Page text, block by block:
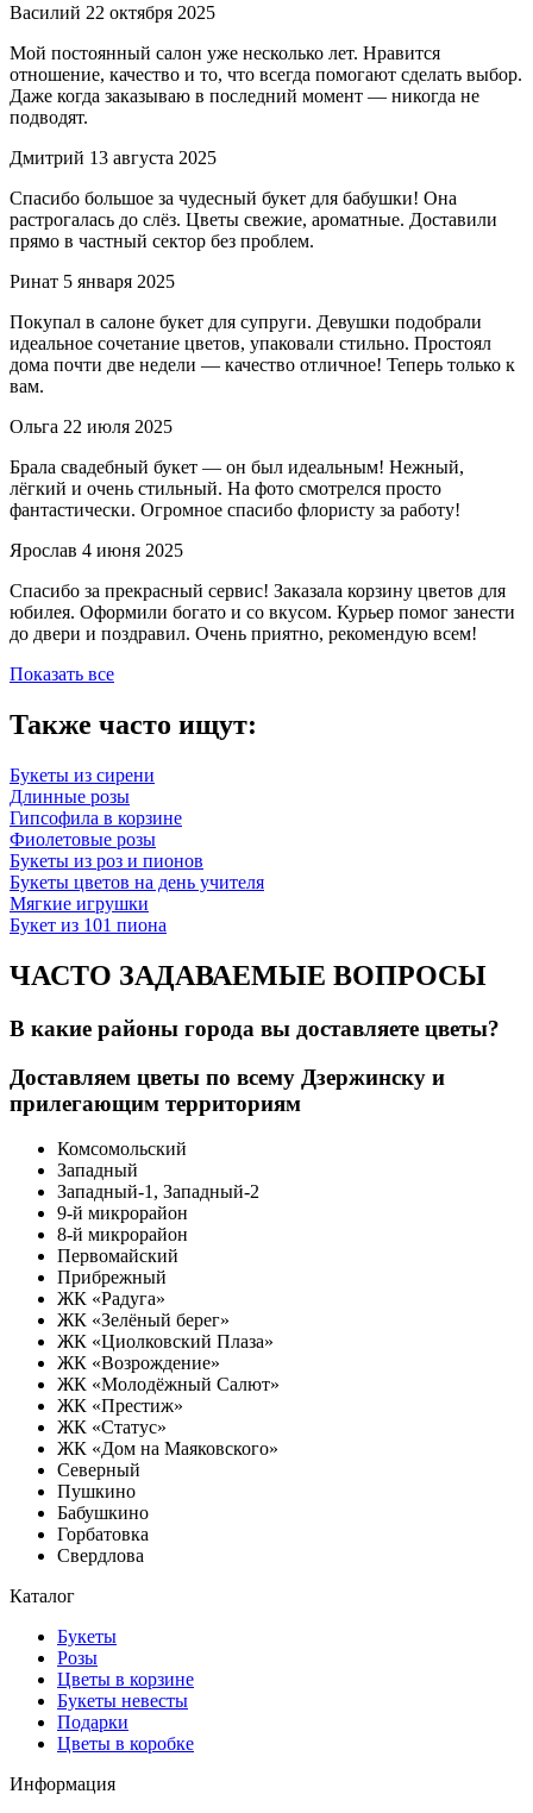
Василий 22 октября 2025
Мой постоянный салон уже несколько лет. Нравится
отношение, качество и то, что всегда помогают сделать выбор.
Даже когда заказываю в последний момент — никогда не
подводят.
Дмитрий 13 августа 2025
Спасибо большое за чудесный букет для бабушки! Она
растрогалась до слёз. Цветы свежие, ароматные. Доставили
прямо в частный сектор без проблем.
Ринат 5 января 2025
Покупал в салоне букет для супруги. Девушки подобрали
идеальное сочетание цветов, упаковали стильно. Простоял
дома почти две недели — качество отличное! Теперь только к
вам.
Ольга 22 июля 2025
Брала свадебный букет — он был идеальным! Нежный,
лёгкий и очень стильный. На фото смотрелся просто
фантастически. Огромное спасибо флористу за работу!
Ярослав 4 июня 2025
Спасибо за прекрасный сервис! Заказала корзину цветов для
юбилея. Оформили богато и со вкусом. Курьер помог занести
до двери и поздравил. Очень приятно, рекомендую всем!
Показать все
Также часто ищут:
Букеты из сирени
Длинные розы
Гипсофила в корзине
Фиолетовые розы
Букеты из роз и пионов
Букеты цветов на день учителя
Мягкие игрушки
Букет из 101 пиона
ЧАСТО ЗАДАВАЕМЫЕ ВОПРОСЫ
В какие районы города вы доставляете цветы?
Доставляем цветы по всему Дзержинску и
прилегающим территориям
Комсомольский
Западный
Западный-1, Западный-2
9-й микрорайон
8-й микрорайон
Первомайский
Прибрежный
ЖК «Радуга»
ЖК «Зелёный берег»
ЖК «Циолковский Плаза»
ЖК «Возрождение»
ЖК «Молодёжный Салют»
ЖК «Престиж»
ЖК «Статус»
ЖК «Дом на Маяковского»
Северный
Пушкино
Бабушкино
Горбатовка
Свердлова
Каталог
Букеты
Розы
Цветы в корзине
Букеты невесты
Подарки
Цветы в коробке
Информация